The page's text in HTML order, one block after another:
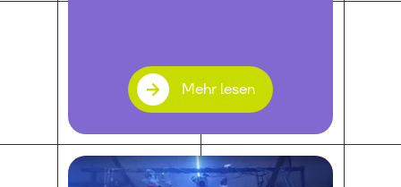
Mehr lesen